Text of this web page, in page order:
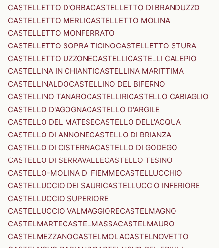
CASTELLETTO D'ORBACASTELLETTO DI BRANDUZZO
CASTELLETTO MERLICASTELLETTO MOLINA
CASTELLETTO MONFERRATO
CASTELLETTO SOPRA TICINOCASTELLETTO STURA
CASTELLETTO UZZONECASTELLICASTELLI CALEPIO
CASTELLINA IN CHIANTICASTELLINA MARITTIMA
CASTELLINALDOCASTELLINO DEL BIFERNO
CASTELLINO TANAROCASTELLIRICASTELLO CABIAGLIO
CASTELLO D'AGOGNACASTELLO D'ARGILE
CASTELLO DEL MATESECASTELLO DELL'ACQUA
CASTELLO DI ANNONECASTELLO DI BRIANZA
CASTELLO DI CISTERNACASTELLO DI GODEGO
CASTELLO DI SERRAVALLECASTELLO TESINO
CASTELLO-MOLINA DI FIEMMECASTELLUCCHIO
CASTELLUCCIO DEI SAURICASTELLUCCIO INFERIORE
CASTELLUCCIO SUPERIORE
CASTELLUCCIO VALMAGGIORECASTELMAGNO
CASTELMARTECASTELMASSACASTELMAURO
CASTELMEZZANOCASTELMOLACASTELNOVETTO